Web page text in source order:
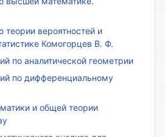
теории вероятностей и
Комогорцев В. Ф.
по аналитической геометрии
по дифференциальному
и общей теории